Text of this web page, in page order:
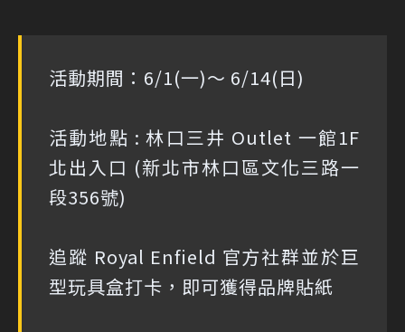
活動期間：6/1(一)～ 6/14(日)
活動地點 : 林口三井 Outlet 一館1F
北出入口 (新北市林口區文化三路一
段356號)
追蹤 Royal Enfield 官方社群並於巨
型玩具盒打卡，即可獲得品牌貼紙